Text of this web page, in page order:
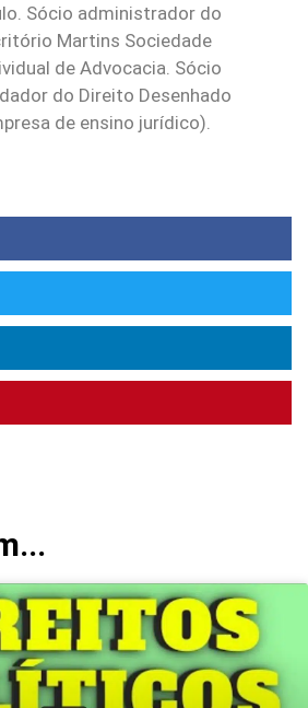
Sócio administrador do
Martins Sociedade
de Advocacia. Sócio
do Direito Desenhado
de ensino jurídico).